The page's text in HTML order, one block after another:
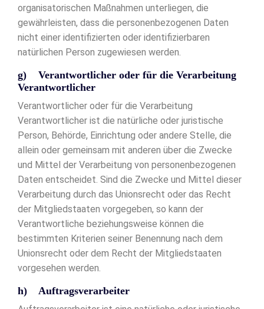
organisatorischen Maßnahmen unterliegen, die
gewährleisten, dass die personenbezogenen Daten
nicht einer identifizierten oder identifizierbaren
natürlichen Person zugewiesen werden.
g) Verantwortlicher oder für die Verarbeitung
Verantwortlicher
Verantwortlicher oder für die Verarbeitung
Verantwortlicher ist die natürliche oder juristische
Person, Behörde, Einrichtung oder andere Stelle, die
allein oder gemeinsam mit anderen über die Zwecke
und Mittel der Verarbeitung von personenbezogenen
Daten entscheidet. Sind die Zwecke und Mittel dieser
Verarbeitung durch das Unionsrecht oder das Recht
der Mitgliedstaaten vorgegeben, so kann der
Verantwortliche beziehungsweise können die
bestimmten Kriterien seiner Benennung nach dem
Unionsrecht oder dem Recht der Mitgliedstaaten
vorgesehen werden.
h) Auftragsverarbeiter